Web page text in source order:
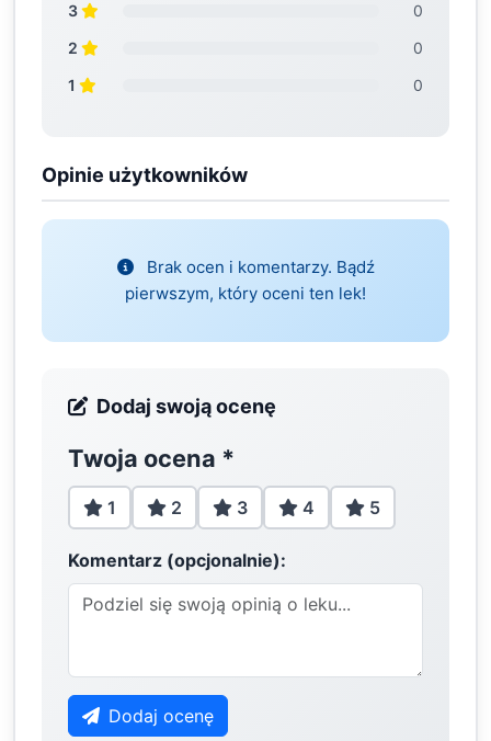
3
0
2
0
1
0
Opinie użytkowników
Brak ocen i komentarzy. Bądź
pierwszym, który oceni ten lek!
Dodaj swoją ocenę
Twoja ocena *
1 2 3 4 5
Komentarz (opcjonalnie):
Dodaj ocenę